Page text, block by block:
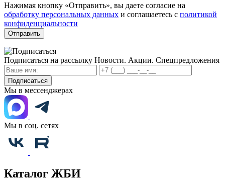
Нажимая кнопку «Отправить», вы даете согласие на
обработку персональных данных и соглашаетесь с политикой
конфиденциальности
Отправить
Подписаться на рассылку Новости. Акции. Спецпредложения
Подписаться
Мы в мессенджерах
Мы в соц. сетях
Каталог ЖБИ